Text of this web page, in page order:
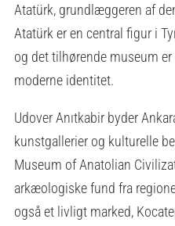
Atatürk, grundlæggeren af
Atatürk er en central figur i
og det tilhørende museum
moderne identitet.
Udover Anıtkabir byder
kunstgallerier og kulturelle
Museum of Anatolian
arkæologiske fund fra
også et livligt marked,